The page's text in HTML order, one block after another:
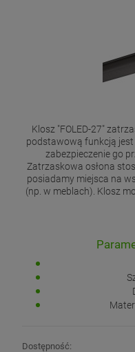
Klosz "FOLED-27"
podstawową funkcją
zabezpieczenie go
Zatrzaskowa osłona
posiadamy miejsca na
(np. w meblach). Klosz
Dostępność: